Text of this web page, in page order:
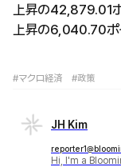
上昇の42,879.01
上昇の6,040.70ポ
#マクロ経済 #政策
JH Kim
Hi, I'm a